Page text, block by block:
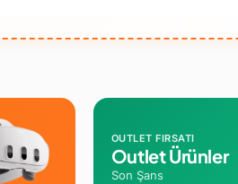
OUTLET FIRSATI
Outlet Ürünler
Son Şans